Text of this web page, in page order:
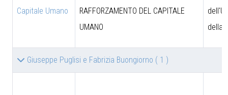
Capitale Umano
RAFFORZAMENTO DEL CAPITALE
UMANO
della
Giuseppe Puglisi e Fabrizia Buongiorno ( 1 )